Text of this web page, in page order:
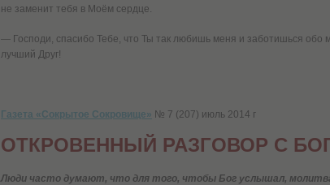
не заменит тебя в Моём сердце.
— Господи, спасибо Тебе, что Ты так любишь меня и заботишься обо
лучший Друг!
Газета «Сокрытое Сокровище» № 7 (207) июль 2014 г
ОТКРОВЕННЫЙ РАЗГОВОР С
Люди часто думают, что для того, чтобы Бог услышал,